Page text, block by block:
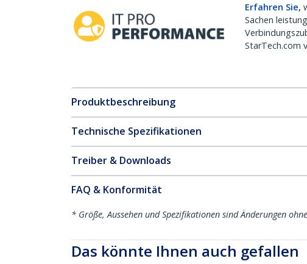
Erfahren Sie,
Sachen
StarTech.com
Produktbeschreibung
Technische Spezifikationen
Treiber & Downloads
FAQ & Konformität
* Größe, Aussehen und Spezifikationen sind Änderungen
Das könnte Ihnen auch gefallen